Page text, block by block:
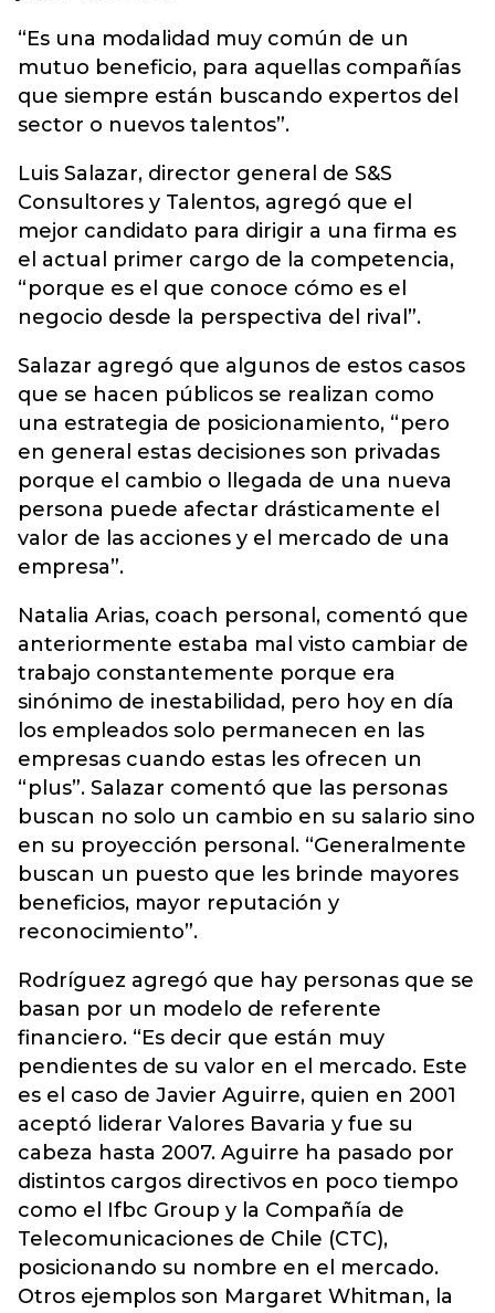
“Es una modalidad muy común de un
mutuo beneficio, para aquellas compañías
que siempre están buscando expertos del
sector o nuevos talentos”.
Luis Salazar, director general de S&S
Consultores y Talentos, agregó que el
mejor candidato para dirigir a una firma es
el actual primer cargo de la competencia,
“porque es el que conoce cómo es el
negocio desde la perspectiva del rival”.
Salazar agregó que algunos de estos casos
que se hacen públicos se realizan como
una estrategia de posicionamiento, “pero
en general estas decisiones son privadas
porque el cambio o llegada de una nueva
persona puede afectar drásticamente el
valor de las acciones y el mercado de una
empresa”.
Natalia Arias, coach personal, comentó que
anteriormente estaba mal visto cambiar de
trabajo constantemente porque era
sinónimo de inestabilidad, pero hoy en día
los empleados solo permanecen en las
empresas cuando estas les ofrecen un
“plus”. Salazar comentó que las personas
buscan no solo un cambio en su salario sino
en su proyección personal. “Generalmente
buscan un puesto que les brinde mayores
beneficios, mayor reputación y
reconocimiento”.
Rodríguez agregó que hay personas que se
basan por un modelo de referente
financiero. “Es decir que están muy
pendientes de su valor en el mercado. Este
es el caso de Javier Aguirre, quien en 2001
aceptó liderar Valores Bavaria y fue su
cabeza hasta 2007. Aguirre ha pasado por
distintos cargos directivos en poco tiempo
como el Ifbc Group y la Compañía de
Telecomunicaciones de Chile (CTC),
posicionando su nombre en el mercado.
Otros ejemplos son Margaret Whitman, la